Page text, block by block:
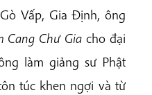
Vấp, Gia Định, ông
Cang Chư Giacho đại
làm giảng sư Phật
túc khen ngợi và từ